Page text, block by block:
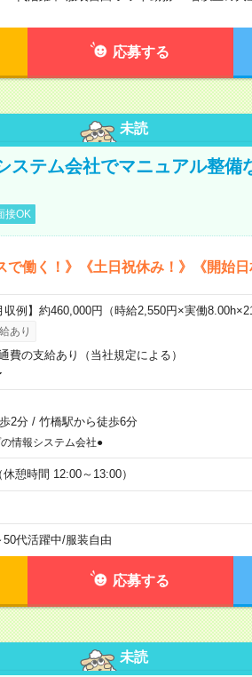
応募する
未読
ステム会社でマニュアル整備
接OK
で働く！》《土日祝休み！》《開始日
収例】約460,000円（時給2,550円×実働
あり
費の支給あり（当社規定による）
2分/ 竹橋駅から徒歩6分
情報システム会社●
憩時間 12:00～13:00）
50代活躍中/服装自由
応募する
未読